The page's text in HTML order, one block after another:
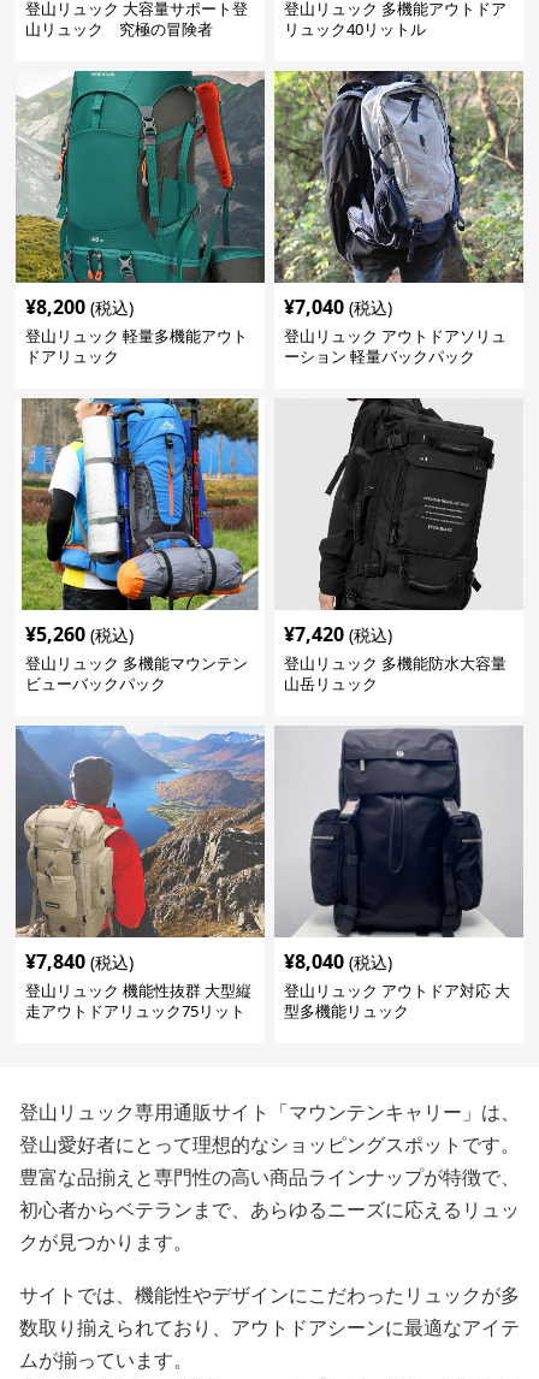
登山リュック 大容量サポート登
山リュック 究極の冒険者
登山リュック 多機能アウトドア
リュック40リットル
¥8,200 (税込)
登山リュック 軽量多機能アウト
ドアリュック
¥7,040 (税込)
登山リュック アウトドアソリュ
ーション 軽量バックパック
¥5,260 (税込)
登山リュック 多機能マウンテン
ビューバックパック
¥7,420 (税込)
登山リュック 多機能防水大容量
山岳リュック
¥7,840 (税込)
登山リュック 機能性抜群 大型縦
走アウトドアリュック75リット
¥8,040 (税込)
登山リュック アウトドア対応 大
型多機能リュック
登山リュック専用通販サイト「マウンテンキャリー」は、
登山愛好者にとって理想的なショッピングスポットです。
豊富な品揃えと専門性の高い商品ラインナップが特徴で、
初心者からベテランまで、あらゆるニーズに応えるリュッ
クが見つかります。
サイトでは、機能性やデザインにこだわったリュックが多
数取り揃えられており、アウトドアシーンに最適なアイテ
ムが揃っています。